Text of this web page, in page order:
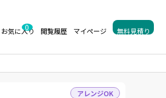
お気に入り
0 閲覧履歴 マイページ 無料見積り
アレンジOK